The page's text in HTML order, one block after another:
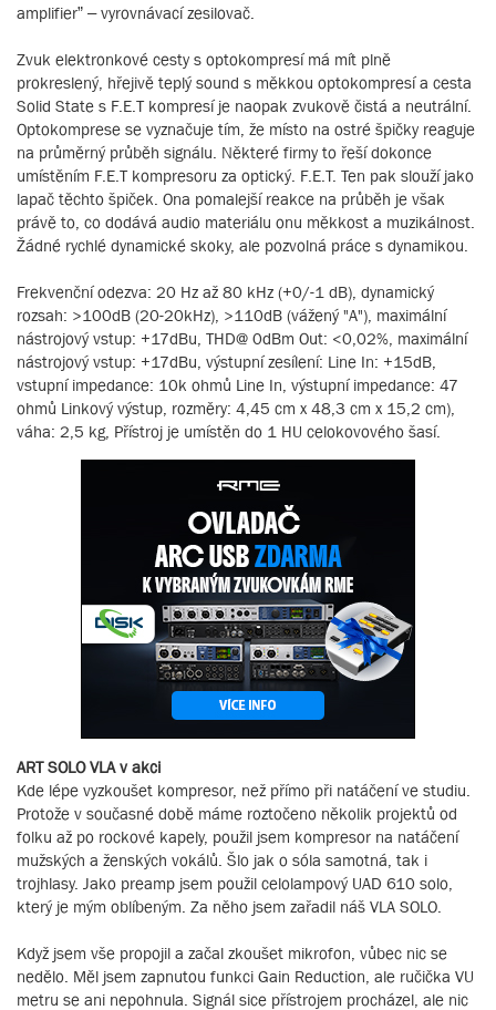
amplifier” – vyrovnávací zesilovač.
Zvuk elektronkové cesty s optokompresí má mít plně
prokreslený, hřejivě teplý sound s měkkou optokompresí a cesta
Solid State s F.E.T kompresí je naopak zvukově čistá a neutrální.
Optokomprese se vyznačuje tím, že místo na ostré špičky reaguje
na průměrný průběh signálu. Některé firmy to řeší dokonce
umístěním F.E.T kompresoru za optický. F.E.T. Ten pak slouží jako
lapač těchto špiček. Ona pomalejší reakce na průběh je však
právě to, co dodává audio materiálu onu měkkost a muzikálnost.
Žádné rychlé dynamické skoky, ale pozvolná práce s dynamikou.
Frekvenční odezva: 20 Hz až 80 kHz (+0/-1 dB), dynamický
rozsah: >100dB (20-20kHz), >110dB (vážený "A"), maximální
nástrojový vstup: +17dBu, THD@ 0dBm Out: <0,02%, maximální
nástrojový vstup: +17dBu, výstupní zesílení: Line In: +15dB,
vstupní impedance: 10k ohmů Line In, výstupní impedance: 47
ohmů Linkový výstup, rozměry: 4,45 cm x 48,3 cm x 15,2 cm),
váha: 2,5 kg, Přístroj je umístěn do 1 HU celokovového šasí.
ART SOLO VLA v akci
Kde lépe vyzkoušet kompresor, než přímo při natáčení ve studiu.
Protože v současné době máme roztočeno několik projektů od
folku až po rockové kapely, použil jsem kompresor na natáčení
mužských a ženských vokálů. Šlo jak o sóla samotná, tak i
trojhlasy. Jako preamp jsem použil celolampový UAD 610 solo,
který je mým oblíbeným. Za něho jsem zařadil náš VLA SOLO.
Když jsem vše propojil a začal zkoušet mikrofon, vůbec nic se
nedělo. Měl jsem zapnutou funkci Gain Reduction, ale ručička VU
metru se ani nepohnula. Signál sice přístrojem procházel, ale nic